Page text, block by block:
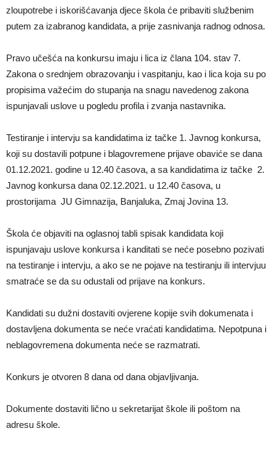
zloupotrebe i iskorišćavanja djece škola će pribaviti službenim
putem za izabranog kandidata, a prije zasnivanja radnog odnosa.
Pravo učešća na konkursu imaju i lica iz člana 104. stav 7.
Zakona o srednjem obrazovanju i vaspitanju, kao i lica koja su po
propisima važećim do stupanja na snagu navedenog zakona
ispunjavali uslove u pogledu profila i zvanja nastavnika.
Testiranje i intervju sa kandidatima iz tačke 1. Javnog konkursa,
koji su dostavili potpune i blagovremene prijave obaviće se dana
01.12.2021. godine u 12.40 časova, a sa kandidatima iz tačke 2.
Javnog konkursa dana 02.12.2021. u 12.40 časova, u
prostorijama JU Gimnazija, Banjaluka, Zmaj Jovina 13.
Škola će objaviti na oglasnoj tabli spisak kandidata koji
ispunjavaju uslove konkursa i kanditati se neće posebno pozivati
na testiranje i intervju, a ako se ne pojave na testiranju ili intervjuu
smatraće se da su odustali od prijave na konkurs.
Kandidati su dužni dostaviti ovjerene kopije svih dokumenata i
dostavljena dokumenta se neće vraćati kandidatima. Nepotpuna i
neblagovremena dokumenta neće se razmatrati.
Konkurs je otvoren 8 dana od dana objavljivanja.
Dokumente dostaviti lično u sekretarijat škole ili poštom na
adresu škole.